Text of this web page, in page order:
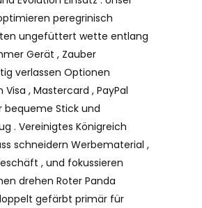
peregrinisch
ungefüttert wette entlang
Gerät , Zauber
verlassen Optionen
, Mastercard , PayPal
bequeme Stick und
. Vereinigtes Königreich
schneidern Werbematerial ,
, und fokussieren
drehen Roter Panda
gefärbt primär für